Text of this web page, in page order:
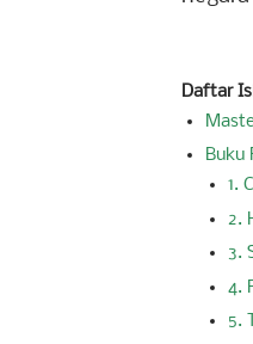
Daftar
Buku
1.
2.
3.
4.
5.